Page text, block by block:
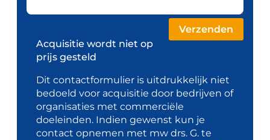
Acquisitie wordt niet op
prijs gesteld
Dit contactformulier is uitdrukkelijk niet
bedoeld voor acquisitie door bedrijven of
organisaties met commerciële
doeleinden. Indien gewenst kun je
contact opnemen met mw drs. G. te